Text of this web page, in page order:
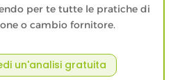
per te tutte le pratiche di
o cambio fornitore.
un'analisi gratuita